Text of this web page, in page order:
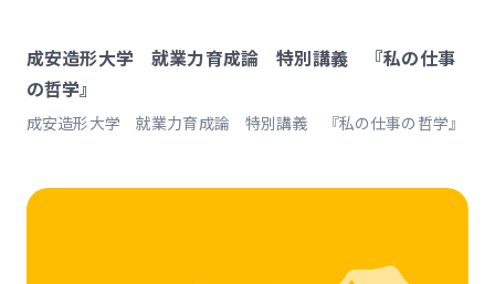
成安造形大学 就業力育成論 特別講義 『私の仕事
の哲学』
成安造形大学 就業力育成論 特別講義 『私の仕事の哲学』